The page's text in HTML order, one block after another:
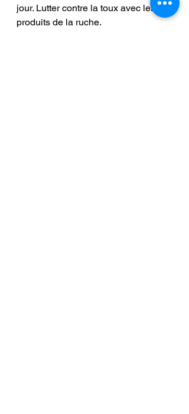
jour. Lutter contre la toux avec les
produits de la ruche.